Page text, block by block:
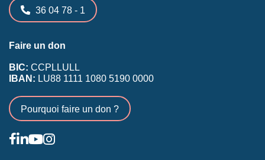
36 04 78 - 1
Faire un don
BIC: CCPLLULL
IBAN: LU88 1111 1080 5190 0000
Pourquoi faire un don ?